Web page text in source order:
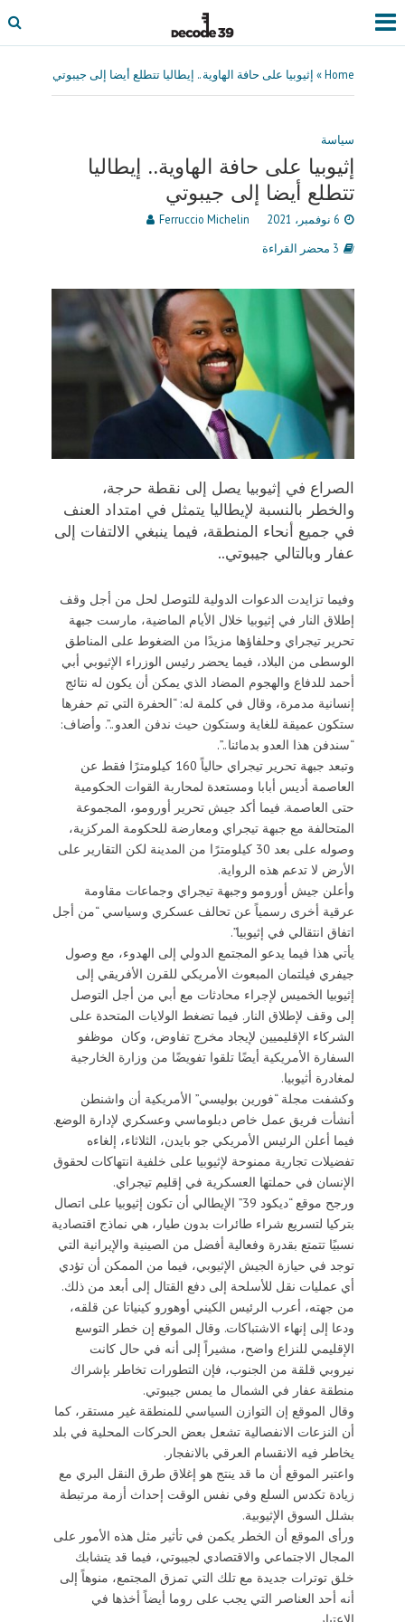
Home
» إثيوبيا على حافة الهاوية.. إيطاليا تتطلع أيضا إلى جيبوتي
سياسة
إثيوبيا على حافة الهاوية.. إيطاليا
تتطلع أيضا إلى جيبوتي
6 نوفمبر، 2021
Ferruccio Michelin
3 محضر القراءة
الصراع في إثيوبيا يصل إلى نقطة حرجة،
والخطر بالنسبة لإيطاليا يتمثل في امتداد العنف
في جميع أنحاء المنطقة، فيما ينبغي الالتفات إلى
عفار وبالتالي جيبوتي..
وفيما تزايدت الدعوات الدولية للتوصل لحل من أجل وقف
إطلاق النار في إثيوبيا خلال الأيام الماضية، مارست جبهة
تحرير تيجراي وحلفاؤها مزيدًا من الضغوط على المناطق
الوسطى من البلاد، فيما يحضر رئيس الوزراء الإثيوبي أبي
أحمد للدفاع والهجوم المضاد الذي يمكن أن يكون له نتائج
إنسانية مدمرة، وقال في كلمة له: “الحفرة التي تم حفرها
ستكون عميقة للغاية وستكون حيث ندفن العدو..”. وأضاف:
“سندفن هذا العدو بدمائنا..”.
وتبعد جبهة تحرير تيجراي حالياً 160 كيلومترًا فقط عن
العاصمة أديس أبابا ومستعدة لمحاربة القوات الحكومية
حتى العاصمة. فيما أكد جيش تحرير أورومو، المجموعة
المتحالفة مع جبهة تيجراي ومعارضة للحكومة المركزية،
وصوله على بعد 30 كيلومترًا من المدينة لكن التقارير على
الأرض لا تدعم هذه الرواية.
وأعلن جيش أورومو وجبهة تيجراي وجماعات مقاومة
عرقية أخرى رسمياً عن تحالف عسكري وسياسي “من أجل
اتفاق انتقالي في إثيوبيا”.
يأتي هذا فيما يدعو المجتمع الدولي إلى الهدوء، مع وصول
جيفري فيلتمان المبعوث الأمريكي للقرن الأفريقي إلى
إثيوبيا الخميس لإجراء محادثات مع أبي من أجل التوصل
إلى وقف لإطلاق النار. فيما تضغط الولايات المتحدة على
الشركاء الإقليميين لإيجاد مخرج تفاوض، وكان موظفو
السفارة الأمريكية أيضًا تلقوا تفويضًا من وزارة الخارجية
لمغادرة أثيوبيا.
وكشفت مجلة “فورين بوليسي” الأمريكية أن واشنطن
أنشأت فريق عمل خاص دبلوماسي وعسكري لإدارة الوضع.
فيما أعلن الرئيس الأمريكي جو بايدن، الثلاثاء، إلغاءه
تفضيلات تجارية ممنوحة لإثيوبيا على خلفية انتهاكات لحقوق
الإنسان في حملتها العسكرية في إقليم تيجراي.
ورجح موقع “ديكود 39” الإيطالي أن تكون إثيوبيا على اتصال
بتركيا لتسريع شراء طائرات بدون طيار، هي نماذج اقتصادية
نسبيًا تتمتع بقدرة وفعالية أفضل من الصينية والإيرانية التي
توجد في حيازة الجيش الإثيوبي، فيما من الممكن أن تؤدي
أي عمليات نقل للأسلحة إلى دفع القتال إلى أبعد من ذلك.
من جهته، أعرب الرئيس الكيني أوهورو كينياتا عن قلقه،
ودعا إلى إنهاء الاشتباكات. وقال الموقع إن خطر التوسع
الإقليمي للنزاع واضح، مشيراً إلى أنه في حال كانت
نيروبي قلقة من الجنوب، فإن التطورات تخاطر بإشراك
منطقة عفار في الشمال ما يمس جيبوتي.
وقال الموقع إن التوازن السياسي للمنطقة غير مستقر، كما
أن النزعات الانفصالية تشعل بعض الحركات المحلية في بلد
يخاطر فيه الانقسام العرقي بالانفجار.
واعتبر الموقع أن ما قد ينتج هو إغلاق طرق النقل البري مع
زيادة تكدس السلع وفي نفس الوقت إحداث أزمة مرتبطة
بشلل السوق الإثيوبية.
ورأى الموقع أن الخطر يكمن في تأثير مثل هذه الأمور على
المجال الاجتماعي والاقتصادي لجيبوتي، فيما قد يتشابك
خلق توترات جديدة مع تلك التي تمزق المجتمع، منوهاً إلى
أنه أحد العناصر التي يجب على روما أيضاً أخذها في